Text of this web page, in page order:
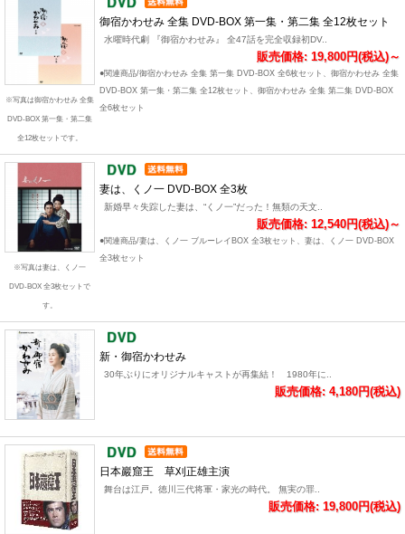
※写真は御宿かわせみ 全集
DVD-BOX 第一集・第二集
全12枚セットです。
御宿かわせみ 全集 DVD-BOX 第一集・第二集 全12枚セット
水曜時代劇 『御宿かわせみ』 全47話を完全収録初DV..
販売価格: 19,800円(税込)～
●関連商品/御宿かわせみ 全集 第一集 DVD-BOX 全6枚セット、御宿かわせみ 全集
DVD-BOX 第一集・第二集 全12枚セット、御宿かわせみ 全集 第二集 DVD-BOX
全6枚セット
※写真は妻は、くノ一
DVD-BOX 全3枚セットで
す。
妻は、くノ一 DVD-BOX 全3枚
新婚早々失踪した妻は、“くノ一”だった！無類の天文..
販売価格: 12,540円(税込)～
●関連商品/妻は、くノ一 ブルーレイBOX 全3枚セット、妻は、くノ一 DVD-BOX
全3枚セット
新・御宿かわせみ
30年ぶりにオリジナルキャストが再集結！ 1980年に..
販売価格: 4,180円(税込)
日本巖窟王 草刈正雄主演
舞台は江戸。徳川三代将軍・家光の時代。 無実の罪..
販売価格: 19,800円(税込)